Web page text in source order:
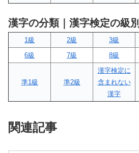
漢字の分類｜漢字検定の級別
1級 2級 3級
6級
7級 8級
準1級 準2級
漢字検定に
含まれない
漢字
関連記事